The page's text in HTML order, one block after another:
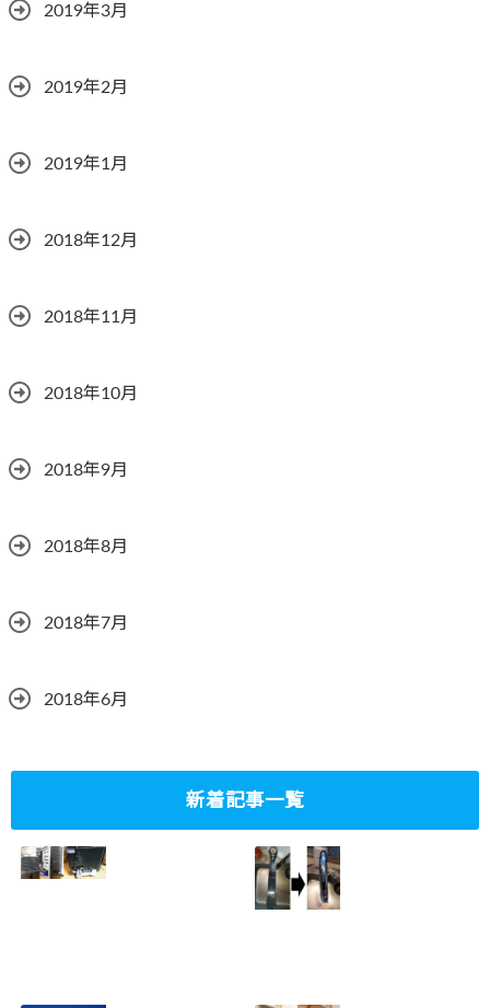
2019年3月
2019年2月
2019年1月
2018年12月
2018年11月
2018年10月
2018年9月
2018年8月
2018年7月
2018年6月
新着記事一覧